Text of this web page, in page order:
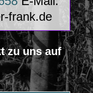
frank.de
zu uns auf